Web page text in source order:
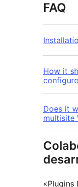
FAQ
How it
Does it
multisite
«Plugins